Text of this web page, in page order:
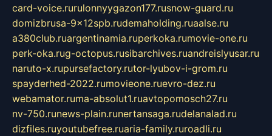
card-voice.rurulonnyygazon177.rusnow-guard.ru
domizbrusa-9x12spb.rudemaholding.ruaalse.ru
a380club.ruargentinamia.ruperkoka.rumovie-one.ru
perk-oka.rug-octopus.rusibarchives.ruandreislyusar.ru
naruto-x.rupursefactory.rutor-lyubov-i-grom.ru
spayderhed-2022.rumovieone.ruevro-dez.ru
webamator.ruma-absolut1.ruavtopomosch27.ru
nv-750.runews-plain.runertansaga.rudelanalad.ru
dizfiles.ruyoutubefree.ruaria-family.ruroadli.ru